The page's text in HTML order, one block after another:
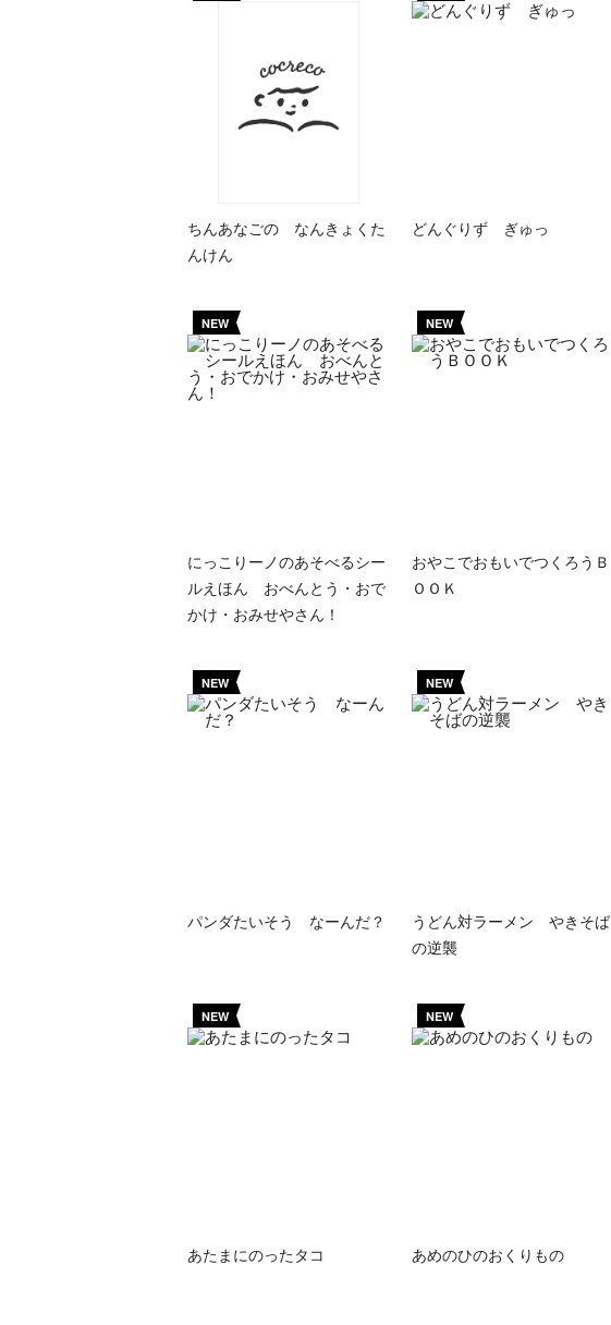
ちんあなごの なんきょくた
んけん
どんぐりず ぎゅっ
NEW
にっこりーノのあそべるシー
ルえほん おべんとう・おで
かけ・おみせやさん！
NEW
おやこでおもいでつくろうＢ
ＯＯＫ
NEW
パンダたいそう なーんだ？
NEW
うどん対ラーメン やきそば
の逆襲
NEW
あたまにのったタコ
NEW
あめのひのおくりもの